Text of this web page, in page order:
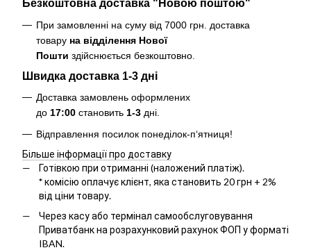
Безкоштовна доставка "Новою поштою"
При замовленні на суму від 7000 грн. доставка
товару на відділення Нової
Пошти здійснюється безкоштовно
Швидка доставка 1-3 дні
Доставка замовлень оформлених
до 17:00 становить 1-3 дні.
Відправлення посилок понеділок-п‘ятниця!
Більше інформації про доставку
Готівкою при отриманні (наложений платіж).
*комісію оплачує клієнт, яка становить 20 грн + 2%
від ціни товару.
Через касу або термінал самообслуговування
Приватбанк на розрахунковий рахунок ФОП у форматі
IBAN.